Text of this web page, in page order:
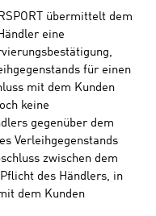
übermittelt dem
eine
für einen
mit dem Kunden
keine
gegenüber dem
Verleihgegenstands
zwischen dem
des Händlers, in
dem Kunden